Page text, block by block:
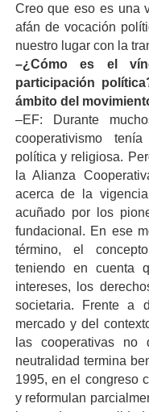
Creo que eso es una
afán de vocación
nuestro lugar con la
–¿Cómo es el
participación
ámbito del
–EF: Durante
cooperativismo
política y religiosa.
la Alianza
acerca de la
acuñado por los
fundacional. En ese
término, el
teniendo en cuenta
intereses, los
societaria. Frente a
mercado y del
las cooperativas no
neutralidad termina
1995, en el congreso
y reformulan